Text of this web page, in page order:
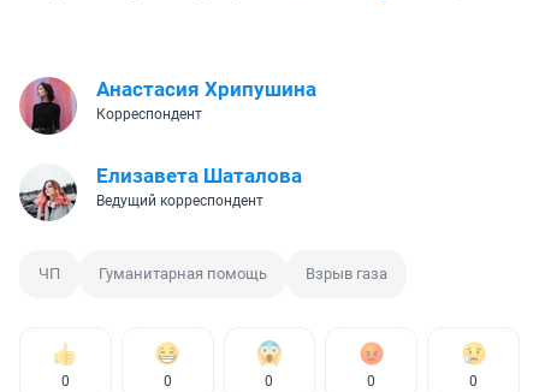
Анастасия Хрипушина
Корреспондент
Елизавета Шаталова
Ведущий корреспондент
ЧП Гуманитарная помощь Взрыв газа
0 0 0 0 0